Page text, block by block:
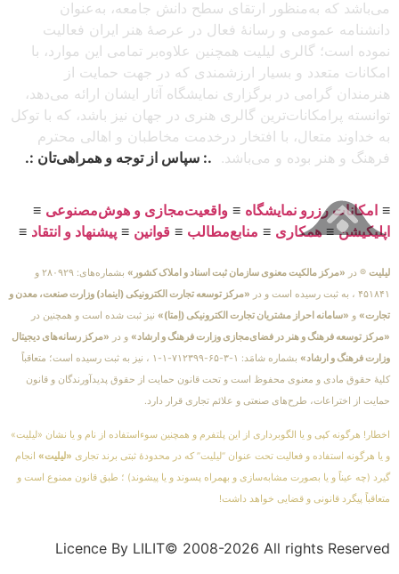
می‌باشد که به‌منظور ارتقای سطح دانش جامعه، به‌عنوان
دانشنامه عمومی و رسانهٔ فعال در عرصهٔ هنر ایران فعالیت
نموده است؛ گالری لیلیت همچنین علاوه‌بر تمامی این موارد، با
امکانات متعدد و بسیار ارزشمندی که در جهت حمایت از
هنرمندان گرامی در برگزاری نمایشگاه آثار ایشان ارائه می‌دهد،
توانسته پرامکانات‌ترین گالری هنری در جهان نیز باشد، که با توکل
به خداوند متعال، با افتخار درخدمت مخاطبان و اهالی محترم
فرهنگ و هنر بوده و می‌باشد. .: سپاس از توجه و همراهی‌تان :.
≡ امکانات رزرو نمایشگاه ≡ واقعیت‌مجازی و هوش‌مصنوعی ≡
اپلیکیشن≡همکاری ≡ منابع‌مطالب ≡ قوانین ≡ پیشنهاد و انتقاد ≡
لیلیت ® در «مرکز مالکیت معنوی سازمان ثبت اسناد و املاک کشور»
بشماره‌های: ۲۸۰۹۲۹ و
۴۵۱۸۴۱ ، به ثبت رسیده است و در
«مرکز توسعه تجارت الکترونیکی (اینماد) وزارت صنعت، معدن و
تجارت» و «سامانه احراز مشتریان تجارت الکترونیکی (اِمتا)» نیز ثبت شده است و همچنین در
«مرکز توسعه فرهنگ و هنر در فضای‌مجازی وزارت فرهنگ و ارشاد» و در «مرکز رسانه‌های دیجیتال
وزارت فرهنگ و ارشاد»
بشماره شامَد: ۱-۳-۶۵-۷۱۲۳۹۹-۱-۱ ، نیز به ثبت رسیده است؛ متعاقباً
کلیهٔ حقوق مادی و معنوی محفوظ است و تحت قانون حمایت از حقوق پدیدآورندگان و قانون
حمایت از اختراعات، طرح‌های صنعتی و علائم تجاری قرار دارد.
اخطار! هرگونه کپی و یا الگوبرداری از این پلتفرم و همچنین سوءاستفاده از نام و یا نشان «لیلیت»
و یا هرگونه استفاده و فعالیت تحت عنوان “لیلیت” که در محدودهٔ ثبتی برند تجاری «لیلیت» انجام
گیرد (چه عیناً و یا بصورت مشابه‌سازی و بهمراه پسوند و یا پیشوند) ؛ طبق قانون ممنوع است و
متعاقباً پیگرد قانونی و قضایی خواهد داشت!
Licence By LILIT© 2008-2026 All rights Reserved